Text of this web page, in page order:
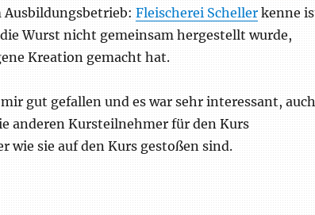
Fleischerei Schellerkenne
Wurst nicht gemeinsam hergestellt wurde,
Kreation gemacht hat.
gut gefallen und es war sehr interessant, auch
anderen Kursteilnehmer für den Kurs
wie sie auf den Kurs gestoßen sind.